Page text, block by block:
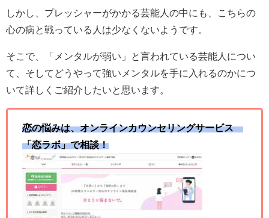
しかし、プレッシャーがかかる芸能人の中にも、こちらの
心の病と戦っている人は少なくないようです。
そこで、「メンタルが弱い」と言われている芸能人につい
て、そしてどうやって強いメンタルを手に入れるのかにつ
いて詳しくご紹介したいと思います。
恋の悩みは、オンラインカウンセリングサービス
「恋ラボ」で相談！